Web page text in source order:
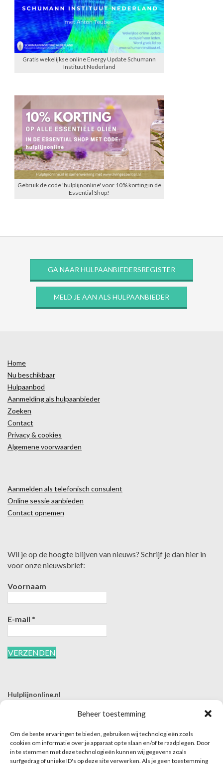
Beheer toestemming
Om de beste ervaringen te bieden, gebruiken wij technologieën zoals
cookies om informatie over je apparaat op te slaan en/of te raadplegen. Door
in te stemmen met deze technologieën kunnen wij gegevens zoals
surfgedrag of unieke ID's op deze site verwerken. Als je geen toestemming
Gratis wekelijkse online Energy Update Schumann
Instituut Nederland
Gebruik de code 'hulplijnonline' voor 10% korting in de
Essential Shop!
GA NAAR HULPAANBIEDERSREGISTER
MELD JE AAN ALS HULPAANBIEDER
Home
Nu beschikbaar
Hulpaanbod
Aanmelding als hulpaanbieder
Zoeken
Contact
Privacy & cookies
Algemene voorwaarden
Aanmelden als telefonisch consulent
Online sessie aanbieden
Contact opnemen
Wil je op de hoogte blijven van nieuws? Schrijf je dan hier in
voor onze nieuwsbrief:
Voornaam
E-mail *
Hulplijnonline.nl
E | info@hulplijnonline.nl
Contactformulier
Over Hulplijnonline.nl
Het team van Hulplijnonline.nl